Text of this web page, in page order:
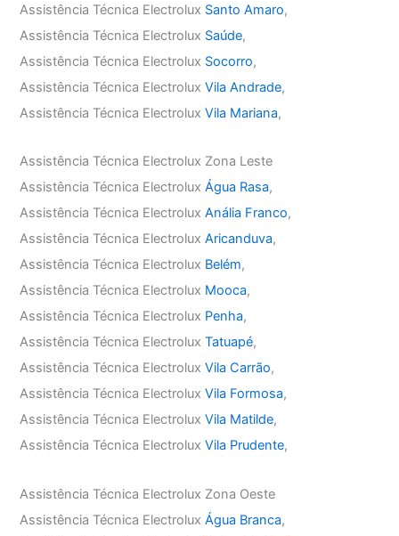
Assistência Técnica Electrolux Santo Amaro,
Assistência Técnica Electrolux Saúde,
Assistência Técnica Electrolux Socorro,
Assistência Técnica ElectroluxVila Andrade,
Assistência Técnica ElectroluxVila Mariana,
Assistência Técnica Electrolux Zona Leste
Assistência Técnica ElectroluxÁgua Rasa,
Assistência Técnica ElectroluxAnália Franco,
Assistência Técnica ElectroluxAricanduva,
Assistência Técnica Electrolux Belém,
Assistência Técnica Electrolux Mooca,
Assistência Técnica Electrolux Penha,
Assistência Técnica ElectroluxTatuapé,
Assistência Técnica ElectroluxVila Carrão,
Assistência Técnica ElectroluxVila Formosa,
Assistência Técnica ElectroluxVila Matilde,
Assistência Técnica ElectroluxVila Prudente,
Assistência Técnica Electrolux Zona Oeste
Assistência Técnica ElectroluxÁgua Branca,